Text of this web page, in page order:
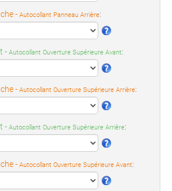
- Autocollant Panneau Arrière:
- Autocollant Ouverture Supérieure Avant:
- Autocollant Ouverture Supérieure Arrière:
- Autocollant Ouverture Supérieure Arrière:
- Autocollant Ouverture Supérieure Avant: